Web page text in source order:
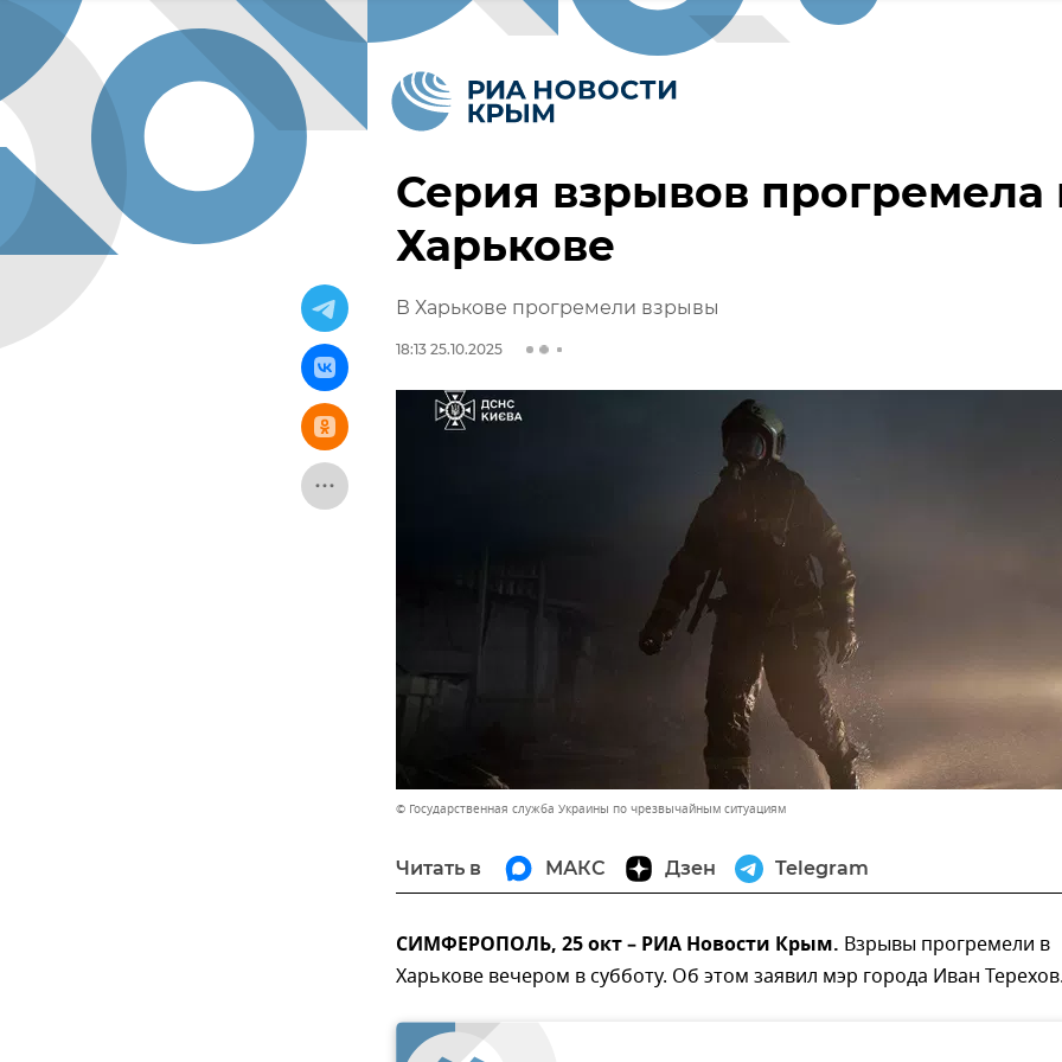
Серия взрывов прогремела
Харькове
В Харькове прогремели взрывы
18:13 25.10.2025
© Государственная служба Украины по чрезвычайным ситуациям
Читать в МАКС Дзен Telegram
СИМФЕРОПОЛЬ, 25 окт – РИА Новости Крым. Взрывы прогремели в
Харькове вечером в субботу. Об этом заявил мэр города Иван